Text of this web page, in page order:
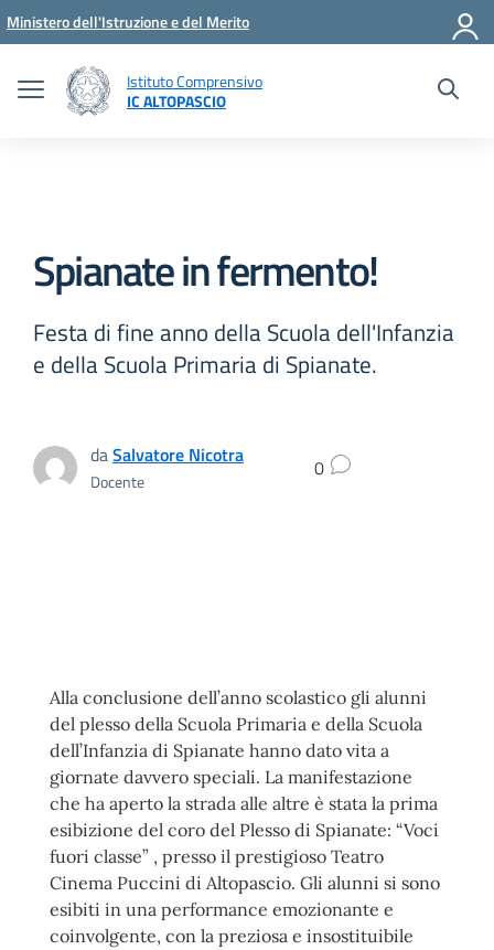
Vai ai contenuti
Vai al menu di navigazione
Vai al footer
Ministero dell'Istruzione e del Merito
Istituto Comprensivo
IC ALTOPASCIO
Spianate in fermento!
Festa di fine anno della Scuola dell'Infanzia
e della Scuola Primaria di Spianate.
daSalvatore Nicotra
Docente 0
Alla conclusione dell’anno scolastico gli alunni
del plesso della Scuola Primaria e della Scuola
dell’Infanzia di Spianate hanno dato vita a
giornate davvero speciali. La manifestazione
che ha aperto la strada alle altre è stata la prima
esibizione del coro del Plesso di Spianate: “Voci
fuori classe” , presso il prestigioso Teatro
Cinema Puccini di Altopascio. Gli alunni si sono
esibiti in una performance emozionante e
coinvolgente, con la preziosa e insostituibile